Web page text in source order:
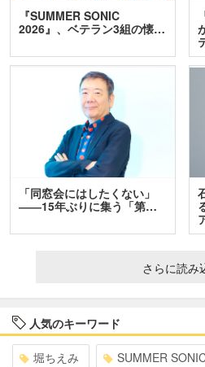
『SUMMER SONIC
2026』、ベテラン3組の懐…
「同窓会にはしたくない」
――15年ぶりに集う「第…
さらに読み
人気のキーワード
堀ちえみ SUMMER